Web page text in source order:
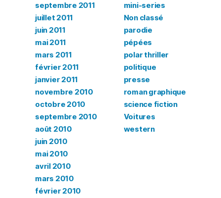
septembre 2011
juillet 2011
juin 2011
mai 2011
mars 2011
février 2011
janvier 2011
novembre 2010
octobre 2010
septembre 2010
août 2010
juin 2010
mai 2010
avril 2010
mars 2010
février 2010
mini-series
Non classé
parodie
pépées
polar thriller
politique
presse
roman graphique
science fiction
Voitures
western